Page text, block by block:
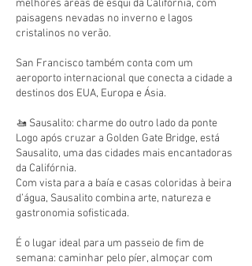
melhores áreas de esqui da Califórnia, com
paisagens nevadas no inverno e lagos
cristalinos no verão.
San Francisco também conta com um
aeroporto internacional que conecta a cidade a
destinos dos EUA, Europa e Ásia.
🚤 Sausalito: charme do outro lado da ponte
Logo após cruzar a Golden Gate Bridge, está
Sausalito, uma das cidades mais encantadoras
da Califórnia.
Com vista para a baía e casas coloridas à beira
d’água, Sausalito combina arte, natureza e
gastronomia sofisticada.
É o lugar ideal para um passeio de fim de
semana: caminhar pelo píer, almoçar com